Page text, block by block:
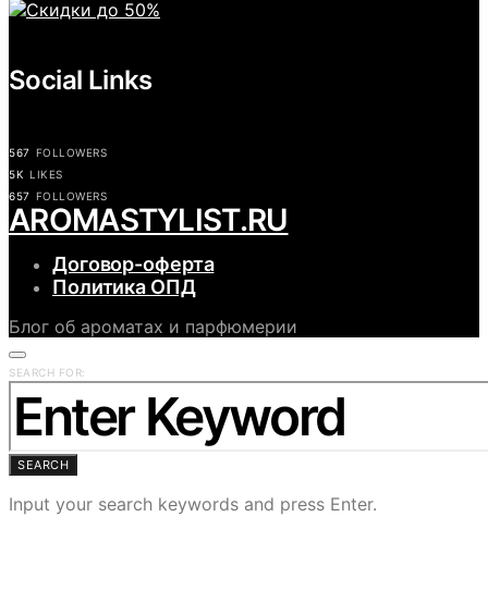
Social Links
567 FOLLOWERS
5K LIKES
657 FOLLOWERS
АROMASTYLIST.RU
Договор-оферта
Политика ОПД
Блог об ароматах и парфюмерии
SEARCH FOR:
SEARCH
Input your search keywords and press Enter.